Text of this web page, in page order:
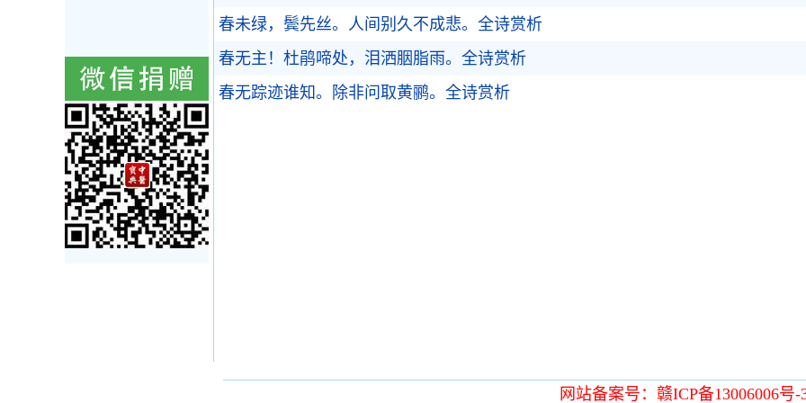
春未绿，鬓先丝。人间别久不成悲。 全诗赏析
春无主！杜鹃啼处，泪洒胭脂雨。 全诗赏析
春无踪迹谁知。除非问取黄鹂。 全诗赏析
网站备案号：赣ICP备13006006号-